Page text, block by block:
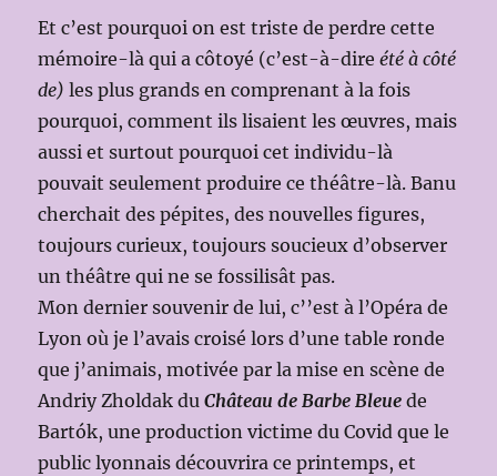
Et c’est pourquoi on est triste de perdre cette
mémoire-là qui a côtoyé (c’est-à-direété à côté
de)les plus grands en comprenant à la fois
pourquoi, comment ils lisaient les œuvres, mais
aussi et surtout pourquoi cet individu-là
pouvait seulement produire ce théâtre-là. Banu
cherchait des pépites, des nouvelles figures,
toujours curieux, toujours soucieux d’observer
un théâtre qui ne se fossilisât pas.
Mon dernier souvenir de lui, c’’est à l’Opéra de
Lyon où je l’avais croisé lors d’une table ronde
que j’animais, motivée par la mise en scène de
Andriy Zholdak duChâteau de Barbe Bleue de
Bartók, une production victime du Covid que le
public lyonnais découvrira ce printemps, et